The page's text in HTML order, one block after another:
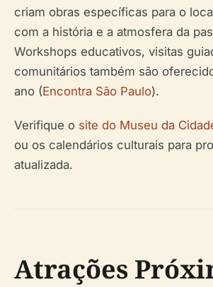
criam obras específicas para o
com a história e a atmosfera da
Workshops educativos, visitas
comunitários também são
ano (Encontra São Paulo).
Verifique o site do Museu da
ou os calendários culturais para
atualizada.
Atrações